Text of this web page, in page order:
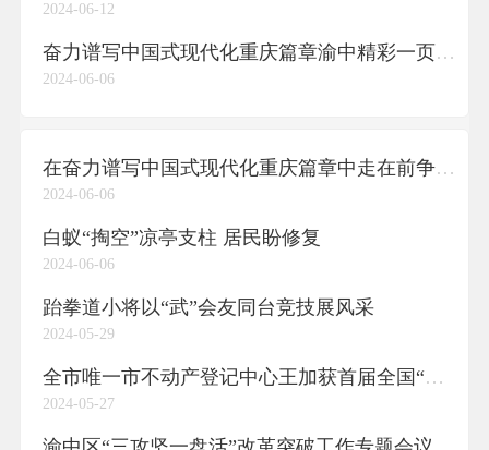
2024-06-12
奋力谱写中国式现代化重庆篇章渝中精彩一页区委十三届五次全会在全区党员干部群众中引发热烈反响
2024-06-06
在奋力谱写中国式现代化重庆篇章中走在前争一流
2024-06-06
白蚁“掏空”凉亭支柱 居民盼修复
2024-06-06
跆拳道小将以“武”会友同台竞技展风采
2024-05-29
全市唯一市不动产登记中心王加获首届全国“最美不动产登记人”荣誉称号
2024-05-27